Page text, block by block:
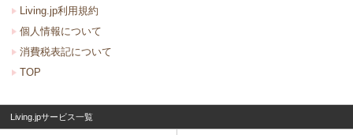
Living.jp利用規約
個人情報について
消費税表記について
TOP
Living.jpサービス一覧